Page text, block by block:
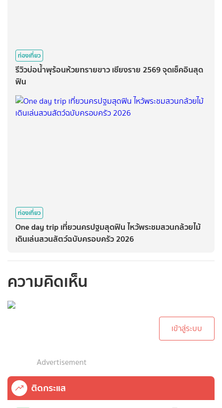
ท่องเที่ยว
รีวิวบ่อน้ำพุร้อนห้วยทรายขาว เชียงราย 2569 จุดเช็คอินสุด
ฟิน
ท่องเที่ยว
One day trip เที่ยวนครปฐมสุดฟิน ไหว้พระชมสวนกล้วยไม้
เดินเล่นสวนสัตว์ฉบับครอบครัว 2026
ความคิดเห็น
เข้าสู่ระบบ
Advertisement
ติดกระแส